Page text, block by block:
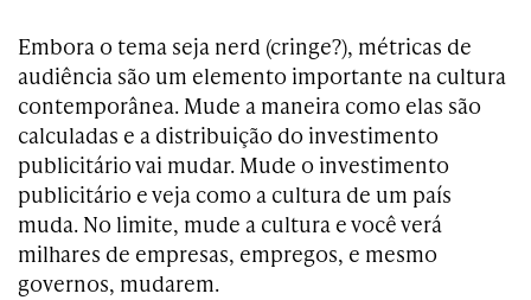
Embora o tema seja nerd (cringe?), métricas de
audiência são um elemento importante na cultura
contemporânea. Mude a maneira como elas são
calculadas e a distribuição do investimento
publicitário vai mudar. Mude o investimento
publicitário e veja como a cultura de um país
muda. No limite, mude a cultura e você verá
milhares de empresas, empregos, e mesmo
governos, mudarem.